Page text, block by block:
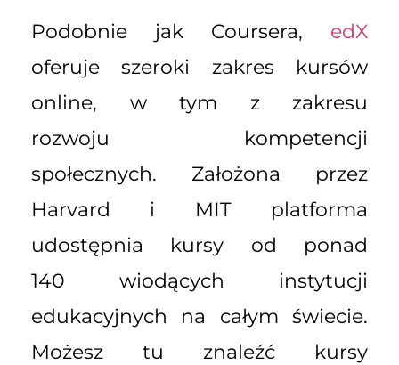
Podobnie jak Coursera, edX
oferuje szeroki zakres kursów
online, w tym z zakresu
rozwoju kompetencji
społecznych. Założona przez
Harvard i MIT platforma
udostępnia kursy od ponad
140 wiodących instytucji
edukacyjnych na całym świecie.
Możesz tu znaleźć kursy